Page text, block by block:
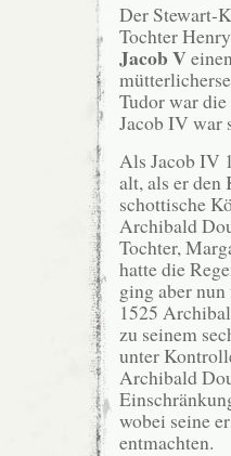
Der Stewart-
Tochter
Jacob V
Tudor war
Jacob IV war
Als Jacob IV
alt, als er den
schottische
Archibald
Tochter,
hatte die
ging aber
1525
zu seinem
unter
Archibald
wobei seine
entmachten.